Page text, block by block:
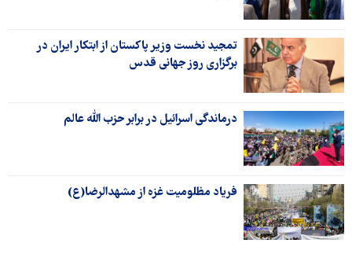
تمجید نخست وزیر پاکستان از ابتکار ایران در
برگزاری روز جهانی قدس
درماندگی اسرائیل در برابر حزب الله عالم
فریاد مظلومیت غزه از مشهدالرضا(ع)